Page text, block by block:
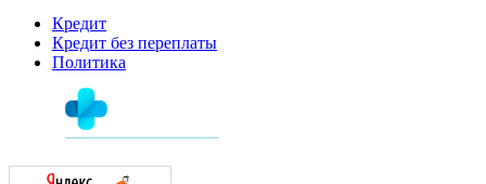
Кредит
Кредит без переплаты
Политика